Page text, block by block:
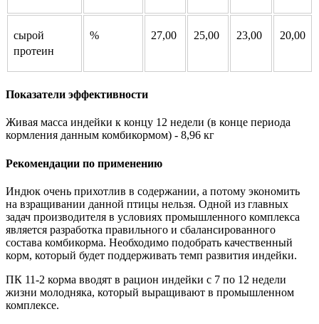
сырой
протеин
% 27,00 25,00 23,00 20,00
Показатели эффективности
Живая масса индейки к концу 12 недели (в конце периода
кормления данным комбикормом) - 8,96 кг
Рекомендации по применению
Индюк очень прихотлив в содержании, а потому экономить
на взращивании данной птицы нельзя. Одной из главных
задач производителя в условиях промышленного комплекса
является разработка правильного и сбалансированного
состава комбикорма. Необходимо подобрать качественный
корм, который будет поддерживать темп развития индейки.
ПК 11-2 корма вводят в рацион индейки с 7 по 12 недели
жизни молодняка, который выращивают в промышленном
комплексе.